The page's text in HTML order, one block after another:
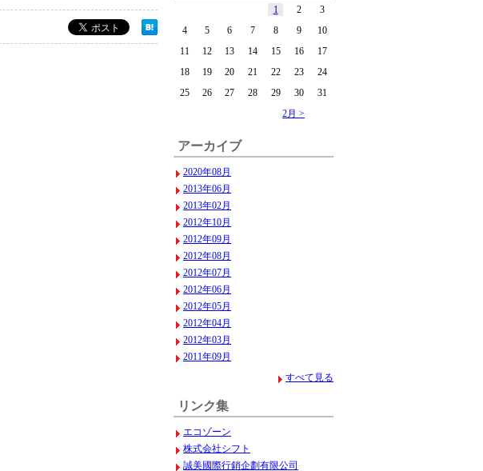
1
2
3
4
5 6 7 8 9
10
11
12 13 14 15 16
17
18
19 20 21 22 23
24
25
26 27 28 29 30
31
2月 >
アーカイブ
2020年08月
2013年06月
2013年02月
2012年10月
2012年09月
2012年08月
2012年07月
2012年06月
2012年05月
2012年04月
2012年03月
2011年09月
すべて見る
リンク集
エコゾーン
株式会社シフト
誠美國際行銷企劃有限公司